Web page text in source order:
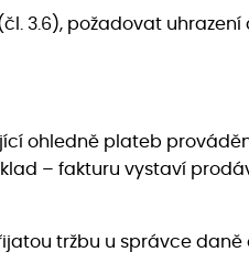
3.6), požadovat uhrazení
ohledně plateb
– fakturu vystaví
tržbu u správce daně